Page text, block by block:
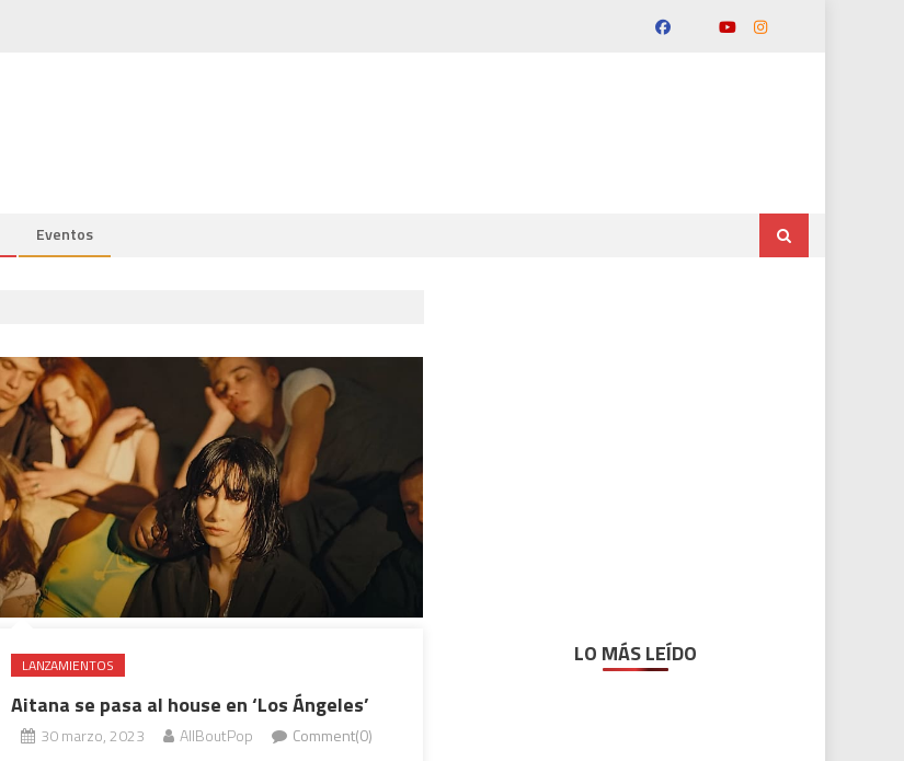
Eventos
LANZAMIENTOS
Aitana se pasa al house en ‘Los Ángeles’
30 marzo, 2023 AllBoutPop Comment(0)
LO MÁS LEÍDO